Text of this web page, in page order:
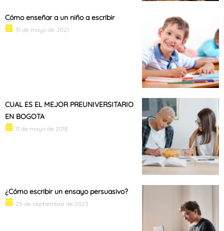
Cómo enseñar a un niño a escribir
31 de mayo de 2021
CUAL ES EL MEJOR PREUNIVERSITARIO
EN BOGOTA
11 de mayo de 2018
¿Cómo escribir un ensayo persuasivo?
25 de septiembre de 2023